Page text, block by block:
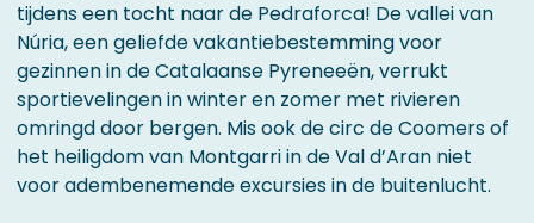
tijdens een tocht naar de Pedraforca! De vallei van
Núria, een geliefde vakantiebestemming voor
gezinnen in de Catalaanse Pyreneeën, verrukt
sportievelingen in winter en zomer met rivieren
omringd door bergen. Mis ook de circ de Coomers of
het heiligdom van Montgarri in de Val d’Aran niet
voor adembenemende excursies in de buitenlucht.